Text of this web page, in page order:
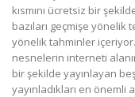
kısmını ücretsiz bir
bazıları geçmişe yönelik
yönelik tahminler
nesnelerin interneti
bir şekilde yayınlayan
yayınladıkları en önemli